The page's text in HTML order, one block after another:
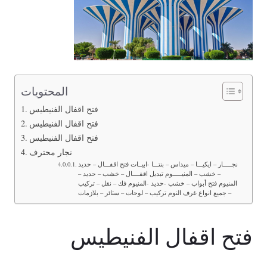
المحتويات
فتح اقفال الفنيطيس
فتح اقفال الفنيطيس
فتح اقفال الفنيطيس
نجار محترف
نجـــــار – ايكيـــا – ميداس – بنتـــا -ابيــات فتح اقفـــال – حديد
– خشب – المنيـــــوم تبديل اقفــــال – خشب – حديد –
المنيوم فتح أبواب – خشب -حديد -المنيوم فك – نقل – تركيب
– جميع انواع غرف النوم تركيب – لوحات – ستائر – بلازمات
فتح اقفال الفنيطيس